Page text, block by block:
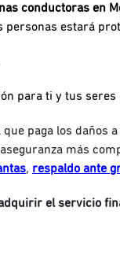
conductoras en
estará
para ti y tus seres
paga los daños
más
, respaldo ante
el servicio